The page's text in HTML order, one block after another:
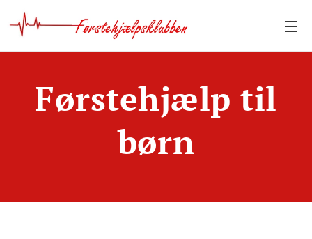
Førstehjælp til
børn